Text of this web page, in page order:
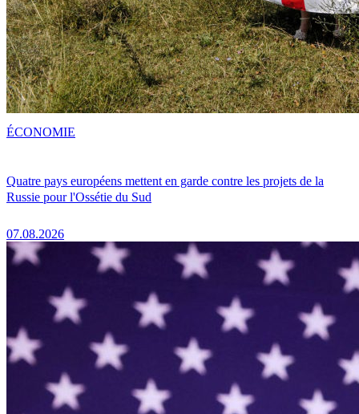
Quatre pays européens mettent en garde contre les projets de la
Russie pour l'Ossétie du Sud
07.08.2026
ÉCONOMIE